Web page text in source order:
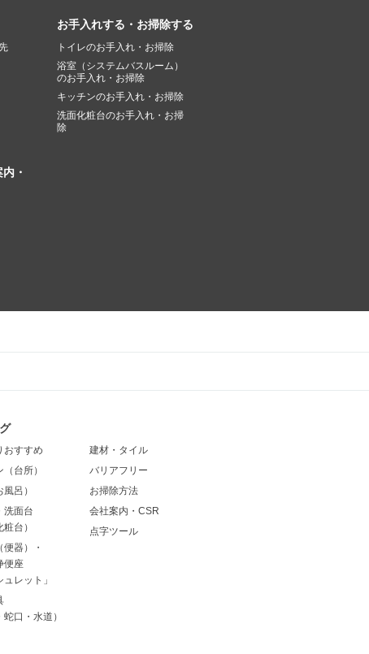
お手入れする・お掃除する
トイレのお手入れ・お掃除
浴室（システムバスルーム）
のお手入れ・お掃除
キッチンのお手入れ・お掃除
洗面化粧台のお手入れ・お掃
除
・
おすすめ
台所）
呂）
洗面台
粧台）
便器）・
便座
ュレット」
蛇口・水道）
建材・タイル
バリアフリー
お掃除方法
会社案内・CSR
点字ツール